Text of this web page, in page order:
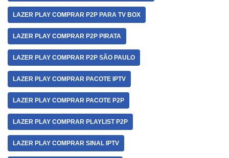
LAZER PLAY COMPRAR P2P PARA TV BOX
LAZER PLAY COMPRAR P2P PIRATA
LAZER PLAY COMPRAR P2P SÃO PAULO
LAZER PLAY COMPRAR PACOTE IPTV
LAZER PLAY COMPRAR PACOTE P2P
LAZER PLAY COMPRAR PLAYLIST P2P
LAZER PLAY COMPRAR SINAL IPTV